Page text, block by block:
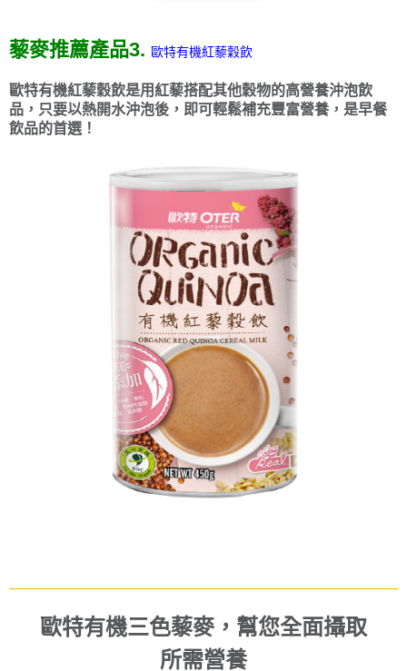
藜麥推薦產品3. 歐特有機紅藜穀飲
歐特有機紅藜穀飲是用紅藜搭配其他穀物的高營養沖泡飲
品，只要以熱開水沖泡後，即可輕鬆補充豐富營養，是早餐
飲品的首選！
歐特有機三色藜麥，幫您全面攝取
所需營養